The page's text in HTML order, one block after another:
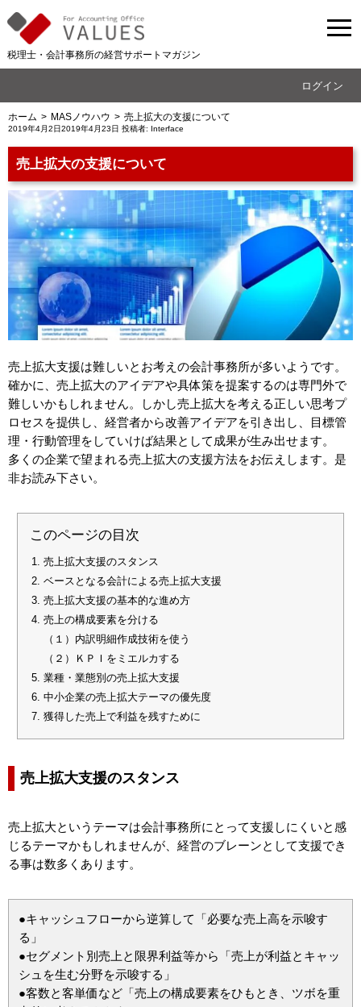
税理士・会計事務所の経営サポートマガジン
ログイン
ホーム MASノウハウ 売上拡大の支援について
投
2019年4月2日2019年4月23日 投稿者: Interface
売上拡大の支援について
売上拡大支援は難しいとお考えの会計事務所が多いようです。
確かに、売上拡大のアイデアや具体策を提案するのは専門外で
難しいかもしれません。しかし売上拡大を考える正しい思考プ
ロセスを提供し、経営者から改善アイデアを引き出し、目標管
理・行動管理をしていけば結果として成果が生み出せます。
多くの企業で望まれる売上拡大の支援方法をお伝えします。是
非お読み下さい。
このページの目次
売上拡大支援のスタンス
ベースとなる会計による売上拡大支援
売上拡大支援の基本的な進め方
売上の構成要素を分ける
（１）内訳明細作成技術を使う
（２）ＫＰＩをミエルカする
業種・業態別の売上拡大支援
中小企業の売上拡大テーマの優先度
獲得した売上で利益を残すために
売上拡大支援のスタンス
売上拡大というテーマは会計事務所にとって支援しにくいと感
じるテーマかもしれませんが、経営のブレーンとして支援でき
る事は数多くあります。
●キャッシュフローから逆算して「必要な売上高を示唆す
る」
●セグメント別売上と限界利益等から「売上が利益とキャッ
シュを生む分野を示唆する」
●客数と客単価など「売上の構成要素をひもとき、ツボを重